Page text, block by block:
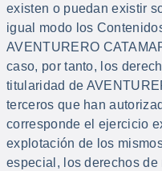
existen o puedan existir
igual modo los
AVENTURERO
caso, por tanto, los
titularidad de
terceros que han
corresponde el ejercicio
explotación de los
especial, los derechos